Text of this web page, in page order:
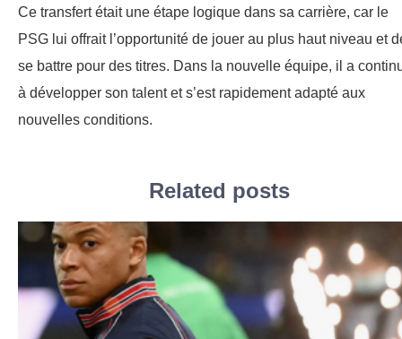
Ce transfert était une étape logique dans sa carrière, car le
PSG lui offrait l’opportunité de jouer au plus haut niveau et
se battre pour des titres. Dans la nouvelle équipe, il a
à développer son talent et s’est rapidement adapté aux
nouvelles conditions.
Related posts